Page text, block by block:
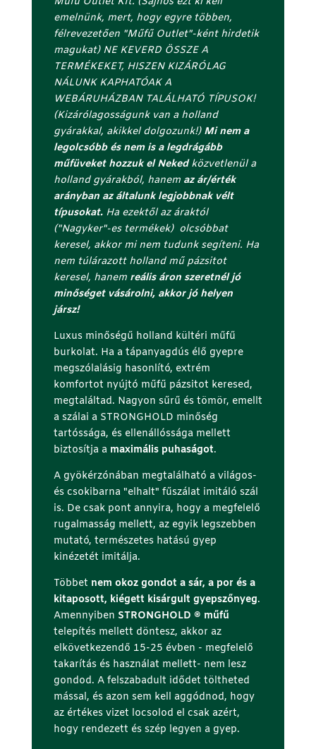
emelnünk, mert, hogy egyre többen,
félrevezetően "Műfű Outlet"-ként hirdetik
magukat) NE KEVERD ÖSSZE A
TERMÉKEKET, HISZEN KIZÁRÓLAG
NÁLUNK KAPHATÓAK A
WEBÁRUHÁZBAN TALÁLHATÓ TÍPUSOK!
(Kizárólagosságunk van a holland
gyárakkal, akikkel dolgozunk!) Mi nem a
legolcsóbb és nem is a legdrágább
műfüveket hozzuk el Nekedközvetlenül a
holland gyárakból, hanem az ár/érték
arányban az általunk legjobbnak vélt
típusokat. Ha ezektől az áraktól
("Nagyker"-es termékek) olcsóbbat
keresel, akkor mi nem tudunk segíteni. Ha
nem túlárazott holland mű pázsitot
keresel, hanem reális áron szeretnél jó
minőséget vásárolni, akkor jó helyen
jársz!
Luxus minőségű holland kültéri műfű
burkolat. Ha a tápanyagdús élő gyepre
megszólalásig hasonlító, extrém
komfortot nyújtó műfű pázsitot keresed,
megtaláltad. Nagyon sűrű és tömör, emellt
a szálai a STRONGHOLD minőség
tartóssága, és ellenállóssága mellett
biztosítja a maximális puhaságot.
A gyökérzónában megtalálható a világos-
és csokibarna "elhalt" fűszálat imitáló szál
is. De csak pont annyira, hogy a megfelelő
rugalmasság mellett, az egyik legszebben
mutató, természetes hatású gyep
kinézetét imitálja.
Többet nem okoz gondot a sár, a por és a
kitaposott, kiégett kisárgult gyepszőnyeg.
Amennyiben STRONGHOLD ® műfű
telepítés mellett döntesz, akkor az
elkövetkezendő 15-25 évben - megfelelő
takarítás és használat mellett- nem lesz
gondod. A felszabadult idődet töltheted
mással, és azon sem kell aggódnod, hogy
az értékes vizet locsolod el csak azért,
hogy rendezett és szép legyen a gyep.